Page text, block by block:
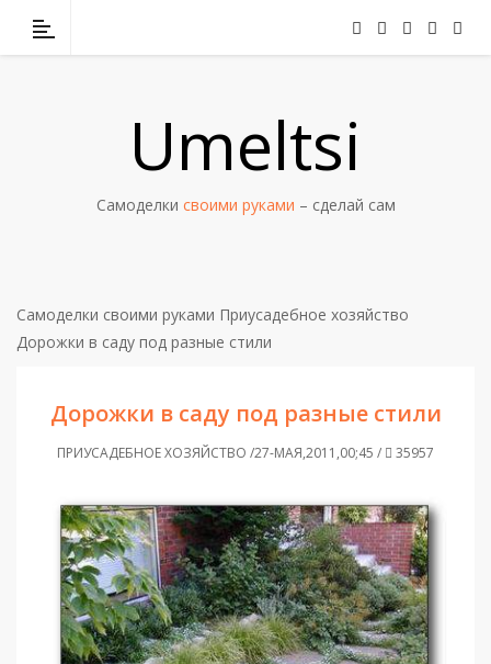
Umeltsi
Самоделки своими руками – сделай сам
Самоделки своими руками Приусадебное хозяйство
Дорожки в саду под разные стили
Дорожки в саду под разные стили
ПРИУСАДЕБНОЕ ХОЗЯЙСТВО /27-МАЯ,2011,00;45 / 35957